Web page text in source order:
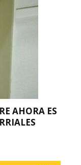
AHORA ES